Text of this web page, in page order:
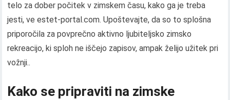
telo za dober počitek v zimskem času, kako ga je treba
jesti, ve estet-portal.com. Upoštevajte, da so to splošna
priporočila za povprečno aktivno ljubiteljsko zimsko
rekreacijo, ki sploh ne iščejo zapisov, ampak želijo užitek pri
vožnji..
Kako se pripraviti na zimske